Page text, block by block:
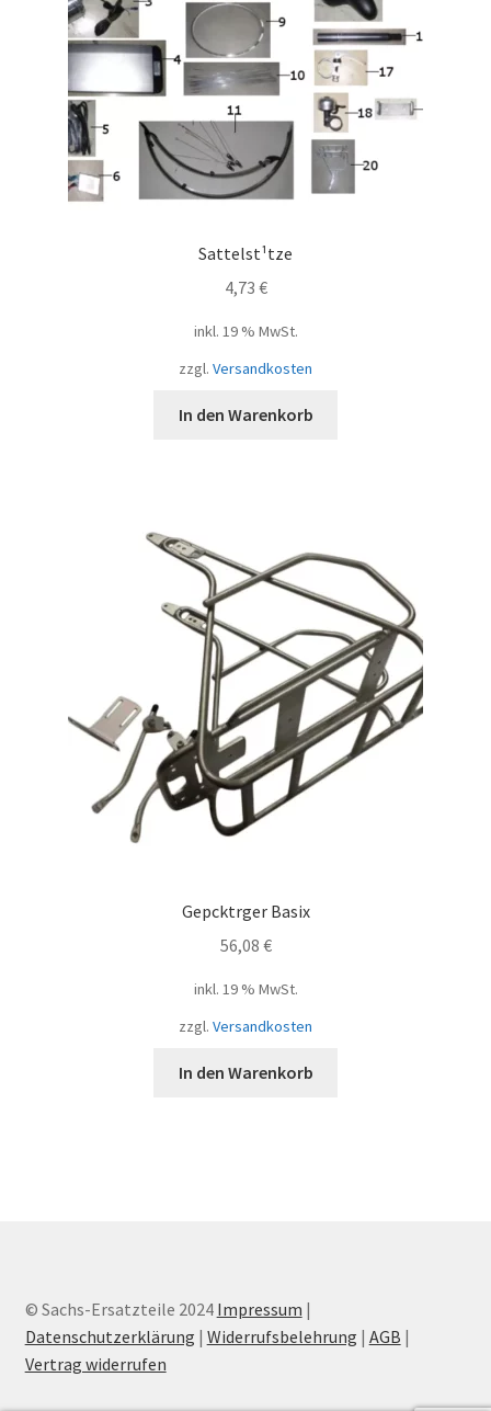
Sattelst¹tze
4,73 €
inkl. 19 % MwSt.
zzgl. Versandkosten
In den Warenkorb
Gepcktrger Basix
56,08 €
inkl. 19 % MwSt.
zzgl. Versandkosten
In den Warenkorb
© Sachs-Ersatzteile 2024 Impressum |
Datenschutzerklärung | Widerrufsbelehrung | AGB |
Vertrag widerrufen